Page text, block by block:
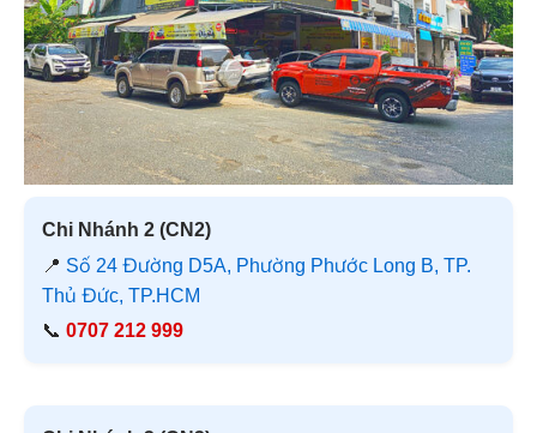
Chi Nhánh 2 (CN2)
📍 Số 24 Đường D5A, Phường Phước Long B, TP.
Thủ Đức, TP.HCM
📞 0707 212 999